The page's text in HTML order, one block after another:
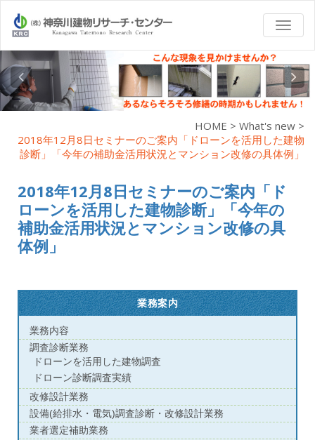
HOME > What's new >
2018年12月8日セミナーのご案内「ドローンを活用した建物
診断」「今年の補助金活用状況とマンション改修の具体例」
2018年12月8日セミナーのご案内「ド
ローンを活用した建物診断」「今年の
補助金活用状況とマンション改修の具
体例」
業務案内
業務内容
調査診断業務
ドローンを活用した建物調査
ドローン診断調査実績
改修設計業務
設備(給排水・電気)調査診断・改修設計業務
業者選定補助業務